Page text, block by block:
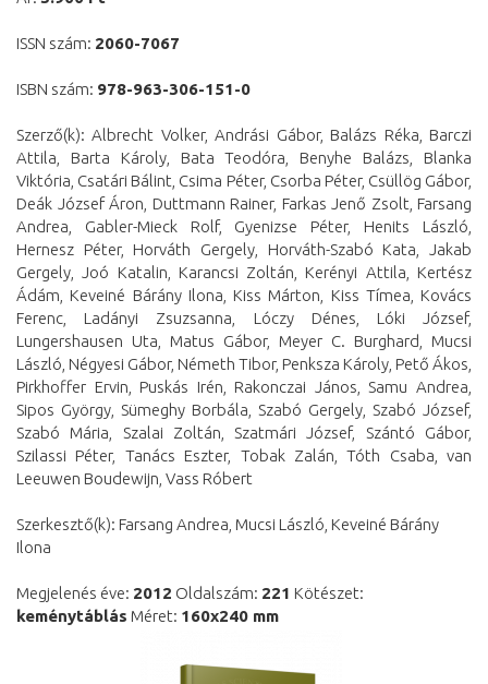
ISSN szám: 2060-7067
ISBN szám: 978-963-306-151-0
Szerző(k): Albrecht Volker, Andrási Gábor, Balázs Réka, Barczi
Attila, Barta Károly, Bata Teodóra, Benyhe Balázs, Blanka
Viktória, Csatári Bálint, Csima Péter, Csorba Péter, Csüllög Gábor,
Deák József Áron, Duttmann Rainer, Farkas Jenő Zsolt, Farsang
Andrea, Gabler-Mieck Rolf, Gyenizse Péter, Henits László,
Hernesz Péter, Horváth Gergely, Horváth-Szabó Kata, Jakab
Gergely, Joó Katalin, Karancsi Zoltán, Kerényi Attila, Kertész
Ádám, Keveiné Bárány Ilona, Kiss Márton, Kiss Tímea, Kovács
Ferenc, Ladányi Zsuzsanna, Lóczy Dénes, Lóki József,
Lungershausen Uta, Matus Gábor, Meyer C. Burghard, Mucsi
László, Négyesi Gábor, Németh Tibor, Penksza Károly, Pető Ákos,
Pirkhoffer Ervin, Puskás Irén, Rakonczai János, Samu Andrea,
Sipos György, Sümeghy Borbála, Szabó Gergely, Szabó József,
Szabó Mária, Szalai Zoltán, Szatmári József, Szántó Gábor,
Szilassi Péter, Tanács Eszter, Tobak Zalán, Tóth Csaba, van
Leeuwen Boudewijn, Vass Róbert
Szerkesztő(k): Farsang Andrea, Mucsi László, Keveiné Bárány
Ilona
Megjelenés éve: 2012 Oldalszám: 221 Kötészet:
keménytáblás Méret: 160x240 mm